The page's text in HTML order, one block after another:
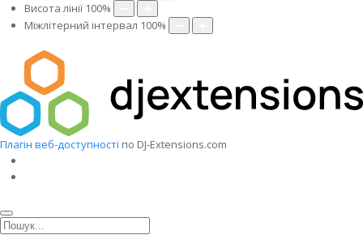
Висота лінії 100%
Міжлітерний інтервал 100%
Плагін веб-доступності по DJ-Extensions.com